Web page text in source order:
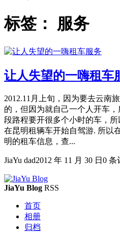
标签： 服务
让人失望的一嗨租车
2012.11月上旬，因为要去云南
的，但因为就自己一个人开车
段路程要开很多个小时的车，
在昆明租辆车开始自驾游. 所以
明的租车信息，查...
JiaYu dad2012 年 11 月 30 日 0 条
JiaYu Blog RSS
首页
相册
归档